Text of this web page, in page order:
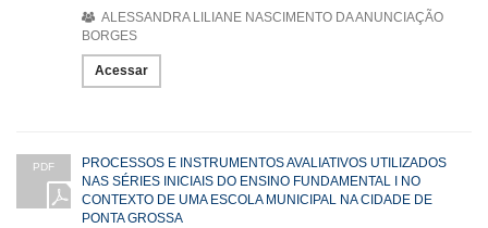
ALESSANDRA LILIANE NASCIMENTO DA ANUNCIAÇÃO
BORGES
Acessar
PDF
PROCESSOS E INSTRUMENTOS AVALIATIVOS UTILIZADOS
NAS SÉRIES INICIAIS DO ENSINO FUNDAMENTAL I NO
CONTEXTO DE UMA ESCOLA MUNICIPAL NA CIDADE DE
PONTA GROSSA